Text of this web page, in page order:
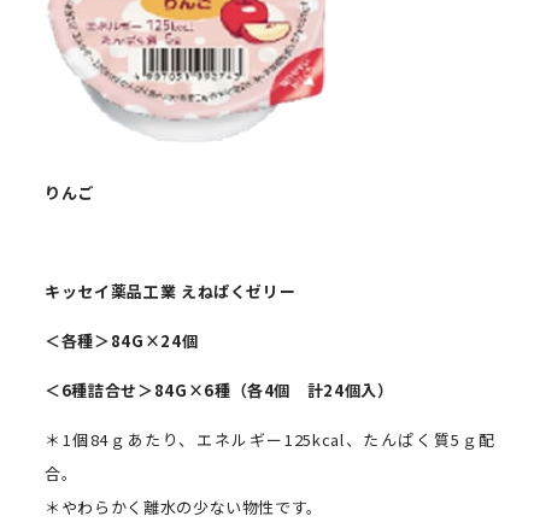
りんご
キッセイ薬品工業 えねぱくゼリー
＜各種＞84G ×24個
＜6種詰合せ＞84G ×6種 （各4個 計24個入）
＊1個84ｇあたり、エネルギー125kcal、たんぱく質5ｇ配
合。
＊やわらかく離水の少ない物性です。